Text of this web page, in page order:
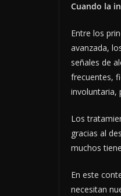
Cuando la
Entre los
avanzada,
señales de
frecuentes,
involuntaria,
Los
gracias al
muchos
En este
necesitan